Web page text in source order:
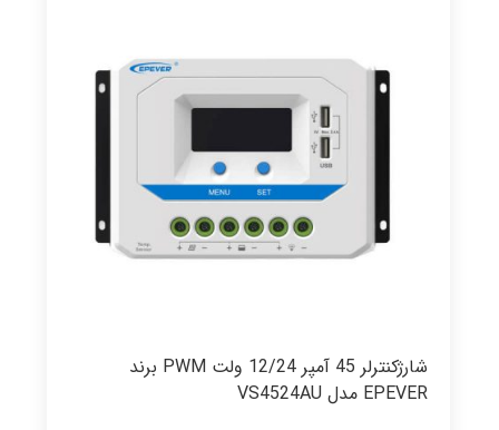
شارژکنترلر 45 آمپر 12/24 ولت PWM برند
EPEVER مدل VS4524AU